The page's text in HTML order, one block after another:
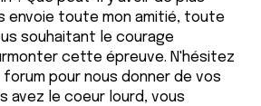
envoie toute mon amitié, toute
souhaitant le courage
cette épreuve. N'hésitez
pour nous donner de vos
avez le coeur lourd, vous